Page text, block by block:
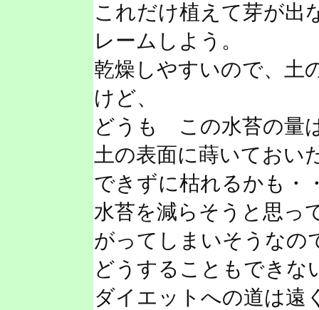
これだけ植えて芽が出
レームしよう。
乾燥しやすいので、土
けど、
どうも この水苔の量
土の表面に蒔いておい
できずに枯れるかも・
水苔を減らそうと思っ
がってしまいそうなの
どうすることもできな
ダイエットへの道は遠